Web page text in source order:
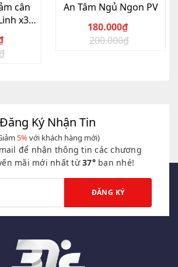
cân
x3,
An Tâm Ngủ Ngon PV
200.000₫
Giá
180.000₫
Giá
Đăng Ký Nhận Tin
5%với khách hàng mới)
để nhận thông tin các chương
mãi mới nhất từ37°bạn nhé!